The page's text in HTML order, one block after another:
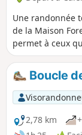
Une randonnée
de la Maison
permet à ceux
peuvent pas
nombreuses
techniques au
endroit, la
naturel
de la vallée et
difficulté, mais
Boucle
2,78 km